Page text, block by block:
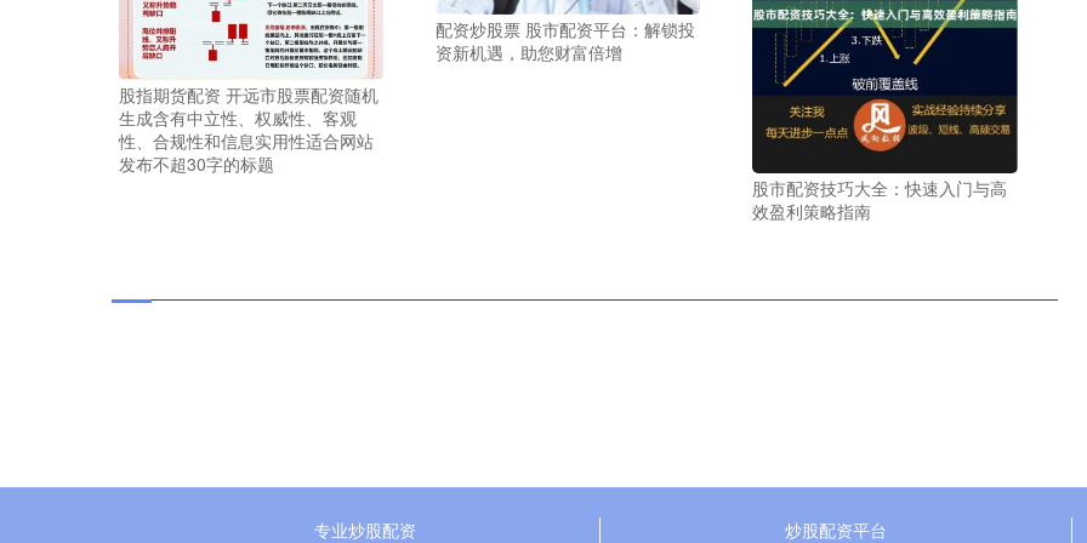
股指期货配资 开远市股票配资随机
生成含有中立性、权威性、客观
性、合规性和信息实用性适合网站
发布不超30字的标题
配资炒股票 股市配资平台：解锁投
资新机遇，助您财富倍增
股市配资技巧大全：快速入门与高
效盈利策略指南
专业炒股配资 炒股配资平台